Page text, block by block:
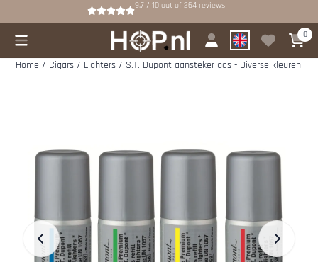
Cookie preferences are available. Choose settings or allow all cookies.
9.7 / 10 out of264 reviews
0
Home / Cigars / Lighters / S.T. Dupont aansteker gas - Diverse kleuren